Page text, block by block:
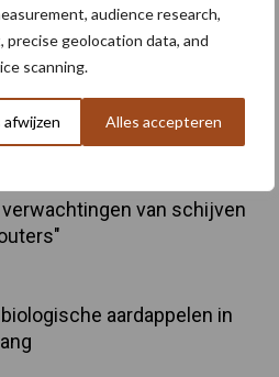
audience research,
precise geolocation data, and
scanning.
afwijzen Alles accepteren
Partner nieuws
van schijven
aardappelen in
meer